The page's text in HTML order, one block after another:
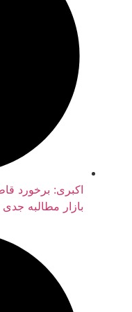
اکبری: برخورد قاطع با
بازار مطالبه جدی مردم